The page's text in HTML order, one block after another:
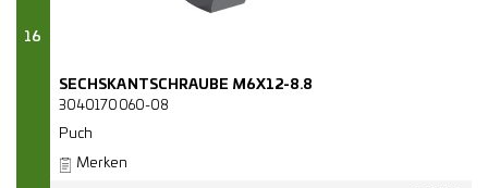
16
SECHSKANTSCHRAUBE M6X12-8.8
3040170060-08
Puch
Merken